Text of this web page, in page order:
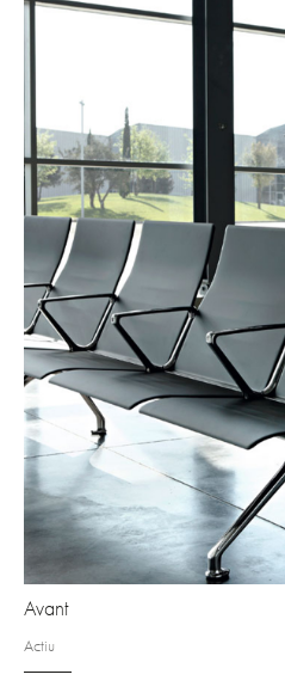
Avant
Actiu